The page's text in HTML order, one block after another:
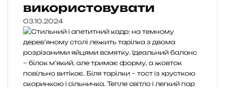
використовувати
03.10.2024